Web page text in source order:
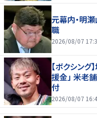
元幕内・明
職
2026/08/07
【ボクシン
援金」 米老
付
2026/08/07